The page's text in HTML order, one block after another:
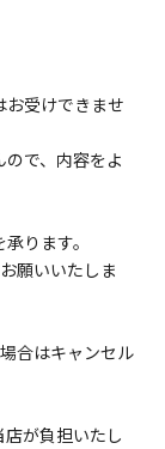
お受けできませ
で、内容をよ
ります。
願いいたしま
合はキャンセル
が負担いたし